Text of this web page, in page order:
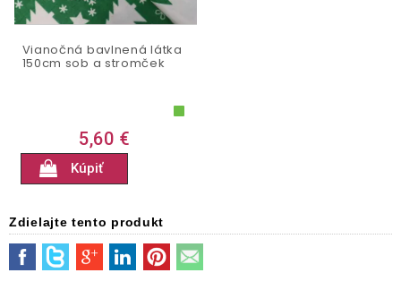
Vianočná bavlnená látka
150cm sob a stromček
5,60 €
Kúpiť
Zdielajte tento produkt